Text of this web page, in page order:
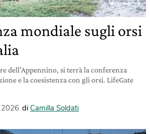
mondiale sugli orsi
dell’Appennino, si terrà la conferenza
e la coesistenza con gli orsi. LifeGate
di Camilla Soldati